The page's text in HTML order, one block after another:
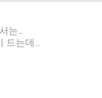
는..
드는데..